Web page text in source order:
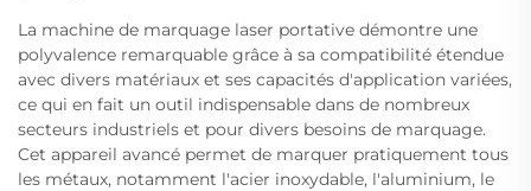
La machine de marquage laser portative démontre une
polyvalence remarquable grâce à sa compatibilité étendue
avec divers matériaux et ses capacités d'application variées,
ce qui en fait un outil indispensable dans de nombreux
secteurs industriels et pour divers besoins de marquage.
Cet appareil avancé permet de marquer pratiquement tous
les métaux, notamment l'acier inoxydable, l'aluminium, le